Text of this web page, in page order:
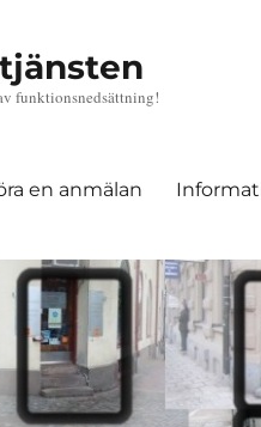
funktionsnedsättning!
en anmälan